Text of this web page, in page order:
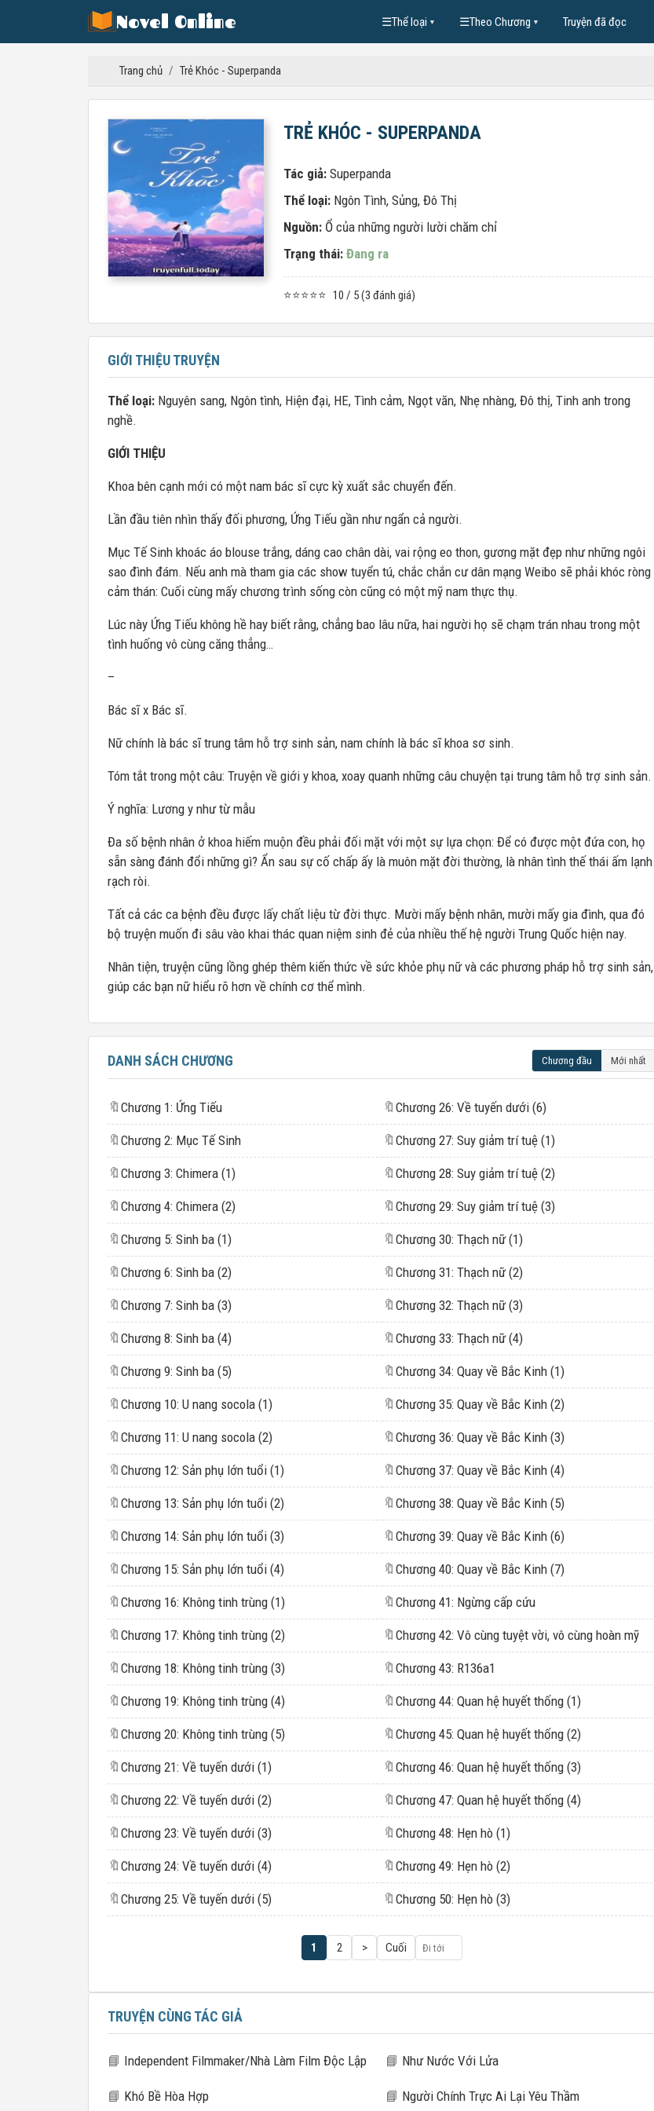
Novel Online ☰Thể loại ▼ ☰Theo Chương ▼ Truyện đã đọc
Trang chủ / Trẻ Khóc - Superpanda
TRẺ KHÓC - SUPERPANDA
Tác giả: Superpanda
Thể loại: Ngôn Tình, Sủng, Đô Thị
Nguồn: Ổ của những người lười chăm chỉ
Trạng thái: Đang ra
⭐⭐⭐⭐⭐ 10 / 5 (3 đánh giá)
GIỚI THIỆU TRUYỆN
Thể loại: Nguyên sang, Ngôn tình, Hiện đại, HE, Tình cảm, Ngọt văn, Nhẹ nhàng, Đô thị, Tinh anh trong
nghề.
GIỚI THIỆU
Khoa bên cạnh mới có một nam bác sĩ cực kỳ xuất sắc chuyển đến.
Lần đầu tiên nhìn thấy đối phương, Ứng Tiếu gần như ngẩn cả người.
Mục Tế Sinh khoác áo blouse trắng, dáng cao chân dài, vai rộng eo thon, gương mặt đẹp như những ngôi
sao đình đám. Nếu anh mà tham gia các show tuyển tú, chắc chắn cư dân mạng Weibo sẽ phải khóc ròng
cảm thán: Cuối cùng mấy chương trình sống còn cũng có một mỹ nam thực thụ.
Lúc này Ứng Tiếu không hề hay biết rằng, chẳng bao lâu nữa, hai người họ sẽ chạm trán nhau trong một
tình huống vô cùng căng thẳng…
–
Bác sĩ x Bác sĩ.
Nữ chính là bác sĩ trung tâm hỗ trợ sinh sản, nam chính là bác sĩ khoa sơ sinh.
Tóm tắt trong một câu: Truyện về giới y khoa, xoay quanh những câu chuyện tại trung tâm hỗ trợ sinh sản.
Ý nghĩa: Lương y như từ mẫu
Đa số bệnh nhân ở khoa hiếm muộn đều phải đối mặt với một sự lựa chọn: Để có được một đứa con, họ
sẵn sàng đánh đổi những gì? Ẩn sau sự cố chấp ấy là muôn mặt đời thường, là nhân tình thế thái ấm lạnh
rạch ròi.
Tất cả các ca bệnh đều được lấy chất liệu từ đời thực. Mười mấy bệnh nhân, mười mấy gia đình, qua đó
bộ truyện muốn đi sâu vào khai thác quan niệm sinh đẻ của nhiều thế hệ người Trung Quốc hiện nay.
Nhân tiện, truyện cũng lồng ghép thêm kiến thức về sức khỏe phụ nữ và các phương pháp hỗ trợ sinh sản,
giúp các bạn nữ hiểu rõ hơn về chính cơ thể mình.
DANH SÁCH CHƯƠNG Chương đầu Mới nhất
🔖 Chương 1: Ứng Tiếu
🔖 Chương 2: Mục Tế Sinh
🔖 Chương 3: Chimera (1)
🔖 Chương 4: Chimera (2)
🔖 Chương 5: Sinh ba (1)
🔖 Chương 6: Sinh ba (2)
🔖 Chương 7: Sinh ba (3)
🔖 Chương 8: Sinh ba (4)
🔖 Chương 9: Sinh ba (5)
🔖 Chương 10: U nang socola (1)
🔖 Chương 11: U nang socola (2)
🔖 Chương 12: Sản phụ lớn tuổi (1)
🔖 Chương 13: Sản phụ lớn tuổi (2)
🔖 Chương 14: Sản phụ lớn tuổi (3)
🔖 Chương 15: Sản phụ lớn tuổi (4)
🔖 Chương 16: Không tinh trùng (1)
🔖 Chương 17: Không tinh trùng (2)
🔖 Chương 18: Không tinh trùng (3)
🔖 Chương 19: Không tinh trùng (4)
🔖 Chương 20: Không tinh trùng (5)
🔖 Chương 21: Về tuyến dưới (1)
🔖 Chương 22: Về tuyến dưới (2)
🔖 Chương 23: Về tuyến dưới (3)
🔖 Chương 24: Về tuyến dưới (4)
🔖 Chương 25: Về tuyến dưới (5)
🔖 Chương 26: Về tuyến dưới (6)
🔖 Chương 27: Suy giảm trí tuệ (1)
🔖 Chương 28: Suy giảm trí tuệ (2)
🔖 Chương 29: Suy giảm trí tuệ (3)
🔖 Chương 30: Thạch nữ (1)
🔖 Chương 31: Thạch nữ (2)
🔖 Chương 32: Thạch nữ (3)
🔖 Chương 33: Thạch nữ (4)
🔖 Chương 34: Quay về Bắc Kinh (1)
🔖 Chương 35: Quay về Bắc Kinh (2)
🔖 Chương 36: Quay về Bắc Kinh (3)
🔖 Chương 37: Quay về Bắc Kinh (4)
🔖 Chương 38: Quay về Bắc Kinh (5)
🔖 Chương 39: Quay về Bắc Kinh (6)
🔖 Chương 40: Quay về Bắc Kinh (7)
🔖 Chương 41: Ngừng cấp cứu
🔖 Chương 42: Vô cùng tuyệt vời, vô cùng hoàn mỹ
🔖 Chương 43: R136a1
🔖 Chương 44: Quan hệ huyết thống (1)
🔖 Chương 45: Quan hệ huyết thống (2)
🔖 Chương 46: Quan hệ huyết thống (3)
🔖 Chương 47: Quan hệ huyết thống (4)
🔖 Chương 48: Hẹn hò (1)
🔖 Chương 49: Hẹn hò (2)
🔖 Chương 50: Hẹn hò (3)
1 2 > Cuối
TRUYỆN CÙNG TÁC GIẢ
📘 Independent Filmmaker/Nhà Làm Film Độc Lập 📘 Như Nước Với Lửa
📘 Khó Bề Hòa Hợp 📘 Người Chính Trực Ai Lại Yêu Thầm